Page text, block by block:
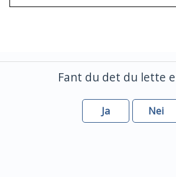
Fant du det du lette
Ja Nei